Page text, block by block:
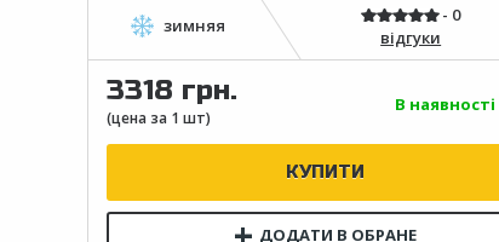
відгуки
3318 грн. В наявності